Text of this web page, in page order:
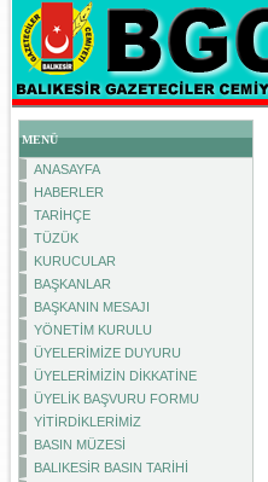
MENÜ
ANASAYFA
HABERLER
TARİHÇE
TÜZÜK
KURUCULAR
BAŞKANLAR
BAŞKANIN MESAJI
YÖNETİM KURULU
ÜYELERİMİZE DUYURU
ÜYELERİMİZİN DİKKATİNE
ÜYELİK BAŞVURU FORMU
YİTİRDİKLERİMİZ
BASIN MÜZESİ
BALIKESİR BASIN TARİHİ